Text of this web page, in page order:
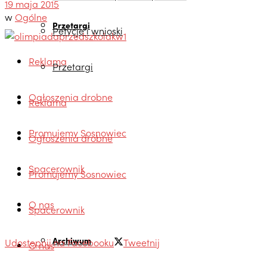
Przetargi
Reklama
Ogłoszenia drobne
Promujemy Sosnowiec
Spacerownik
O nas
Archiwum
Petycje i wnioski
Przetargi
Reklama
Ogłoszenia drobne
Promujemy Sosnowiec
Spacerownik
O nas
19 maja 2015
wOgólne
Udostępnij na Facebooku
Tweetnij